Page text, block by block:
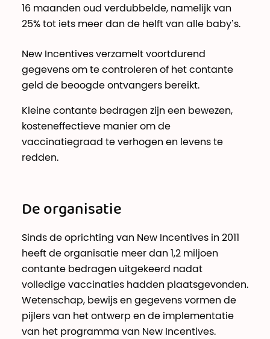
16 maanden oud verdubbelde, namelijk van
25% tot iets meer dan de helft van alle baby’s.
New Incentives verzamelt voortdurend
gegevens om te controleren of het contante
geld de beoogde ontvangers bereikt.
Kleine contante bedragen zijn een bewezen,
kosteneffectieve manier om de
vaccinatiegraad te verhogen en levens te
redden.
De organisatie
Sinds de oprichting van New Incentives in 2011
heeft de organisatie meer dan 1,2 miljoen
contante bedragen uitgekeerd nadat
volledige vaccinaties hadden plaatsgevonden.
Wetenschap, bewijs en gegevens vormen de
pijlers van het ontwerp en de implementatie
van het programma van New Incentives.